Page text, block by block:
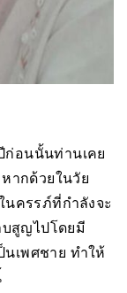
ก่อนนั้นท่านเคย
ากด้วยในวัย
ครรภ์ที่กำลังจะ
บสูญไปโดยมี
นเพศชาย ทำให้